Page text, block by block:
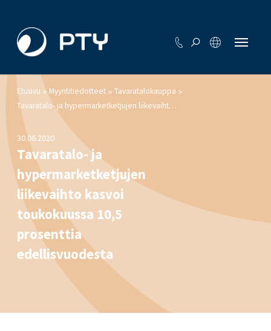
Etusivu >Myyntitiedotteet > Tavaratalokauppa >
Tavaratalo- ja hypermarketketjujen liikevaihto kasvoi toukokuussa 10,5 prosenttia edellisvuodesta
30.06.2020
Tavaratalo- ja
hypermarketketjujen
liikevaihto kasvoi
toukokuussa 10,5
prosenttia
edellisvuodesta